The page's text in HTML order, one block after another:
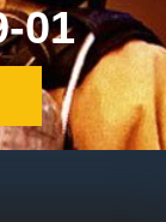
01